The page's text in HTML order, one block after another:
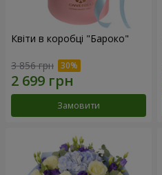
Квіти в коробці "Бароко"
3 856 грн
Замовити